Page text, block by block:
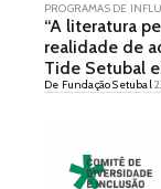
PROGRAMAS DE
“A literatura
realidade de
Tide Setubal
De Fundação Setubal